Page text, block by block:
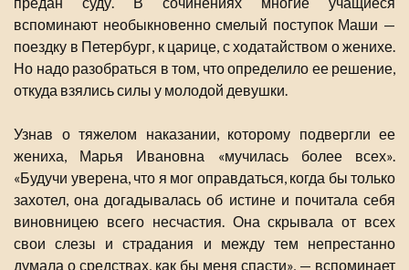
вспоминают необыкновенно смелый поступок Маши —
поездку в Петербург, к царице, с ходатайством о женихе.
Но надо разобраться в том, что определило ее решение,
откуда взялись силы у молодой девушки.
Узнав о тяжелом наказании, которому подвергли ее
жениха, Марья Ивановна «мучилась более всех».
«Будучи уверена, что я мог оправдаться, когда бы только
захотел, она догадывалась об истине и почитала себя
виновницею всего несчастия. Она скрывала от всех
свои слезы и страдания и между тем непрестанно
думала о средствах, как бы меня спасти», — вспоминает